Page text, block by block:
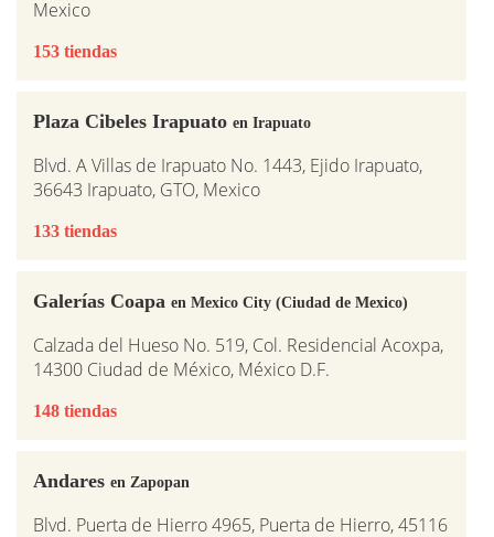
Mexico
153 tiendas
Plaza Cibeles Irapuato en Irapuato
Blvd. A Villas de Irapuato No. 1443, Ejido Irapuato,
36643 Irapuato, GTO, Mexico
133 tiendas
Galerías Coapa en Mexico City (Ciudad de Mexico)
Calzada del Hueso No. 519, Col. Residencial Acoxpa,
14300 Ciudad de México, México D.F.
148 tiendas
Andares en Zapopan
Blvd. Puerta de Hierro 4965, Puerta de Hierro, 45116